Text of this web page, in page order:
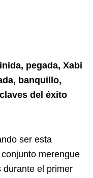
pegada, Xabi
banquillo,
del éxito
ser esta
merengue
durante el primer